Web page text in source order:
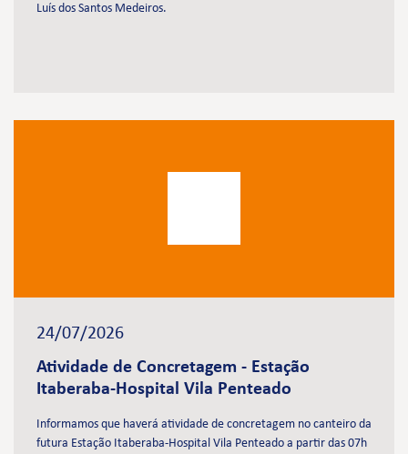
Luís dos Santos Medeiros.
24/07/2026
Atividade de Concretagem - Estação
Itaberaba-Hospital Vila Penteado
Informamos que haverá atividade de concretagem no canteiro da
futura Estação Itaberaba-Hospital Vila Penteado a partir das 07h